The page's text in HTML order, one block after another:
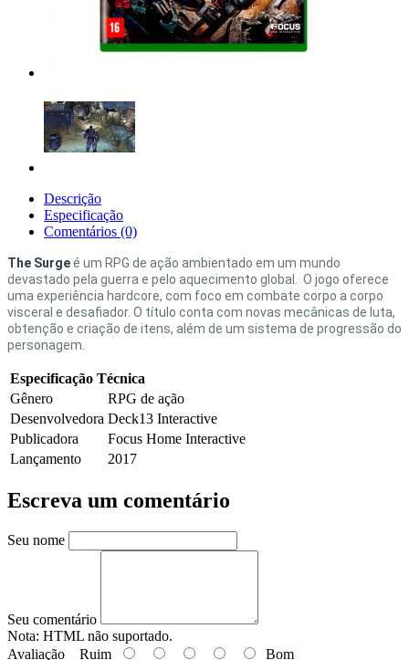
Descrição
Especificação
Comentários (0)
The Surgeé um RPG de ação ambientado em um mundo
devastado pela guerra e pelo aquecimento global. O jogo oferece
uma experiência hardcore, com foco em combate corpo a corpo
visceral e desafiador. O título conta com novas mecânicas de luta,
obtenção e criação de itens, além de um sistema de progressão do
personagem.
Especificação Técnica
Gênero
RPG de ação
Desenvolvedora Deck13 Interactive
Publicadora
Focus Home Interactive
Lançamento
2017
Escreva um comentário
Seu nome
Seu comentário
Nota: HTML não suportado.
Avaliação Ruim Bom